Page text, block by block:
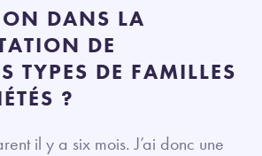
DANS LA
DE
TYPES DE FAMILLES
?
il y a six mois. J’ai donc une